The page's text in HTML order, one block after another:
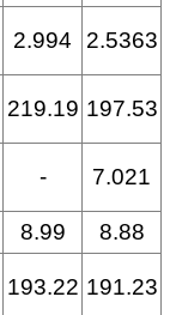
2.994 2.5363
219.19 197.53
- 7.021
8.99
8.88
193.22 191.23